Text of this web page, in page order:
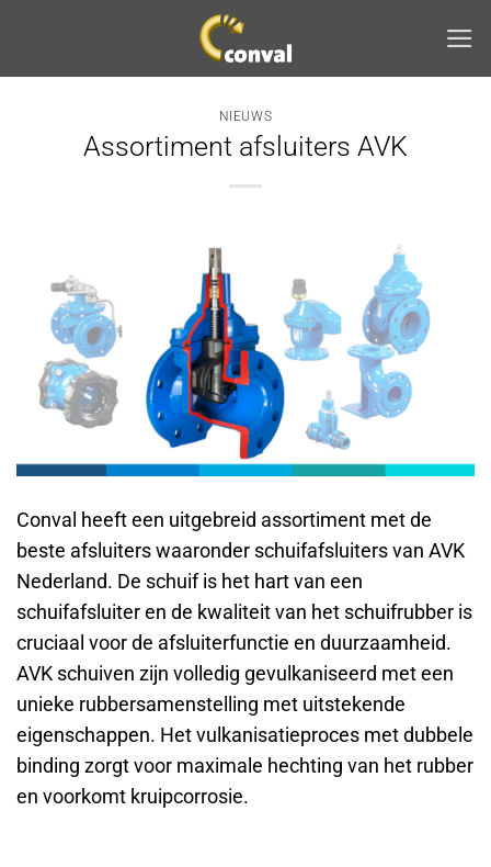
inhoud
NIEUWS
Assortiment afsluiters AVK
Conval heeft een uitgebreid assortiment met de
beste afsluiters waaronder schuifafsluiters van AVK
Nederland. De schuif is het hart van een
schuifafsluiter en de kwaliteit van het schuifrubber is
cruciaal voor de afsluiterfunctie en duurzaamheid.
AVK schuiven zijn volledig gevulkaniseerd met een
unieke rubbersamenstelling met uitstekende
eigenschappen. Het vulkanisatieproces met dubbele
binding zorgt voor maximale hechting van het rubber
en voorkomt kruipcorrosie.